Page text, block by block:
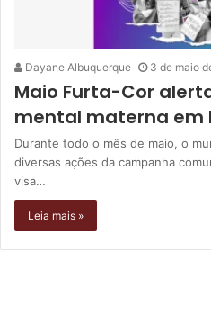
Dayane Albuquerque 3 de maio
Maio Furta-Cor
mental materna em
Durante todo o mês de maio, o
diversas ações da campanha
visa…
Leia mais »